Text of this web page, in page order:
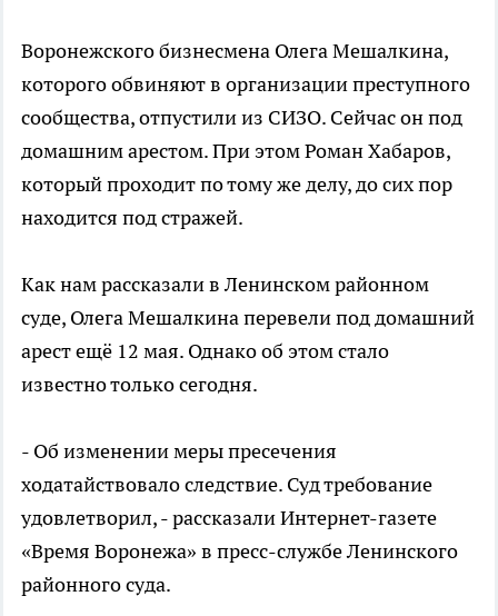
Воронежского бизнесмена Олега Мешалкина,
которого обвиняют в организации преступного
сообщества, отпустили из СИЗО. Сейчас он под
домашним арестом. При этом Роман Хабаров,
который проходит по тому же делу, до сих пор
находится под стражей.
Как нам рассказали в Ленинском районном
суде, Олега Мешалкина перевели под домашний
арест ещё 12 мая. Однако об этом стало
известно только сегодня.
- Об изменении меры пресечения
ходатайствовало следствие. Суд требование
удовлетворил, - рассказали Интернет-газете
«Время Воронежа» в пресс-службе Ленинского
районного суда.